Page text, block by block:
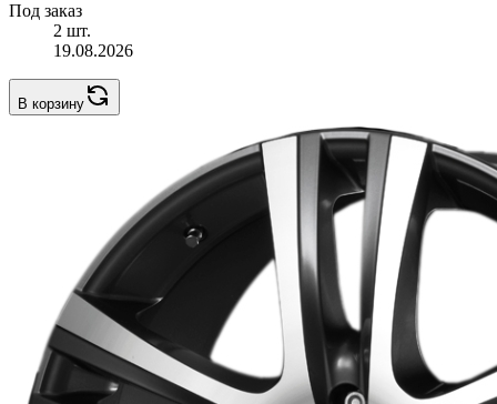
Под заказ
2 шт.
19.08.2026
В корзину